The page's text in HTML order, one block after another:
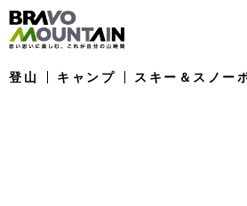
登山 キャンプ スキー＆スノー